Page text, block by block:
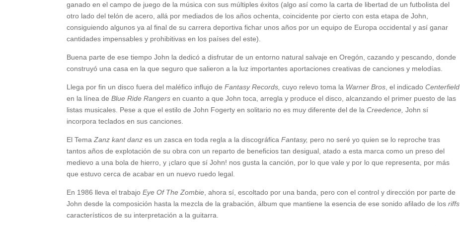
ganado en el campo de juego de la música con sus múltiples éxitos (algo así como la carta de libertad de un futbolista del
otro lado del telón de acero, allá por mediados de los años ochenta, coincidente por cierto con esta etapa de John,
consiguiendo algunos ya al final de su carrera deportiva fichar unos años por un equipo de Europa occidental y así ganar
cantidades impensables y prohibitivas en los países del este).
Buena parte de ese tiempo John la dedicó a disfrutar de un entorno natural salvaje en Oregón, cazando y pescando, donde
construyó una casa en la que seguro que salieron a la luz importantes aportaciones creativas de canciones y melodías.
Llega por fin un disco fuera del maléfico influjo deFantasy Records, cuyo relevo toma la Warner Bros, el indicadoCenterfield
en la línea deBlue Ride Rangers en cuanto a que John toca, arregla y produce el disco, alcanzando el primer puesto de las
listas musicales. Pese a que el estilo de John Fogerty en solitario no es muy diferente del de laCreedence, John sí
incorpora teclados en sus canciones.
El TemaZanz kant danz es un zasca en toda regla a la discográficaFantasy, pero no seré yo quien se lo reproche tras
tantos años de explotación de su obra con un reparto de beneficios tan desigual, atado a esta marca como un preso del
medievo a una bola de hierro, y ¡claro que sí John! nos gusta la canción, por lo que vale y por lo que representa, por más
que estuvo cerca de acabar en un nuevo ruedo legal.
En 1986 lleva el trabajoEye Of The Zombie, ahora sí, escoltado por una banda, pero con el control y dirección por parte de
John desde la composición hasta la mezcla de la grabación, álbum que mantiene la esencia de ese sonido afilado de los riffs
característicos de su interpretación a la guitarra.